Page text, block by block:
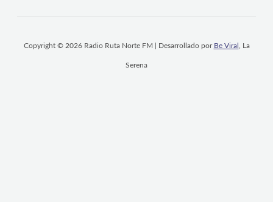
Copyright © 2026 Radio Ruta Norte FM | Desarrollado por Be Viral , La
Serena